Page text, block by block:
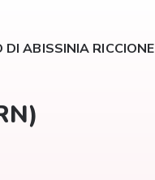
DI ABISSINIA RICCIONE